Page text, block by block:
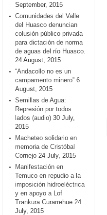
September, 2015
Comunidades del Valle
del Huasco denuncian
colusión público privada
para dictación de norma
de aguas del río Huasco.
24 August, 2015
“Andacollo no es un
campamento minero” 6
August, 2015
Semillas de Agua:
Represión por todos
lados (audio) 30 July,
2015
Macheteo solidario en
memoria de Cristóbal
Cornejo 24 July, 2015
Manifestación en
Temuco en repudio a la
imposición hidroeléctrica
y en apoyo a Lof
Trankura Curarrehue 24
July, 2015